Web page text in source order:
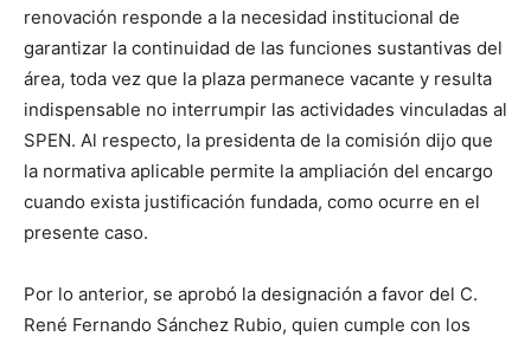
renovación responde a la necesidad institucional de
garantizar la continuidad de las funciones sustantivas del
área, toda vez que la plaza permanece vacante y resulta
indispensable no interrumpir las actividades vinculadas al
SPEN. Al respecto, la presidenta de la comisión dijo que
la normativa aplicable permite la ampliación del encargo
cuando exista justificación fundada, como ocurre en el
presente caso.
Por lo anterior, se aprobó la designación a favor del C.
René Fernando Sánchez Rubio, quien cumple con los